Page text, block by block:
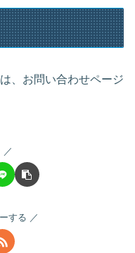
、お問い合わせページ
する